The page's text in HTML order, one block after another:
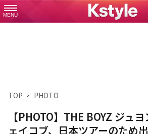
MENU
TOP PHOTO
【PHOTO】THE BOYZ ジュ
ェイコブ、日本ツアーのため